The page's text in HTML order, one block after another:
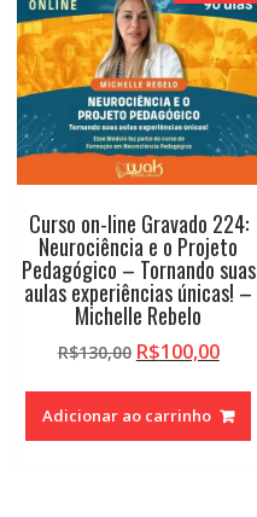
Curso on-line Gravado 224:
Neurociência e o Projeto
Pedagógico – Tornando suas
aulas experiências únicas! –
Michelle Rebelo
R$130,00 O
original
era:
R$100,00O
atual
é:
Adicionar ao carrinho